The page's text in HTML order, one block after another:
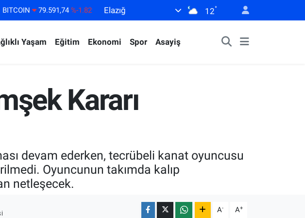
BITCOIN 79.591,74 %-1.82
EURO
53,38690 %0.19
BİST100
14.598,00 %0
Elazığ 12°
Yaşam Eğitim Ekonomi Spor Asayiş
Kararı
devam ederken, tecrübeli kanat oyuncusu
Oyuncunun takımda kalıp
netleşecek.
A- A+